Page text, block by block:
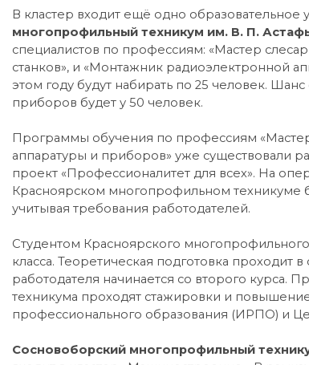
В кластер входит ещё одно образовательное
многопрофильный техникум им. В. П.
специалистов по профессиям: «Мастер
станков», и «Монтажник радиоэлектронной
этом году будут набирать по 25 человек.
приборов будет у 50 человек.
Программы обучения по профессиям
аппаратуры и приборов» уже существовали
проект «Профессионалитет для всех». На
Красноярском многопрофильном техникуме
учитывая требования работодателей.
Студентом Красноярского
класса. Теоретическая подготовка проходит
работодателя начинается со второго курса.
техникума проходят стажировки и
профессионального образования (ИРПО) и
Сосновоборский многопрофильный